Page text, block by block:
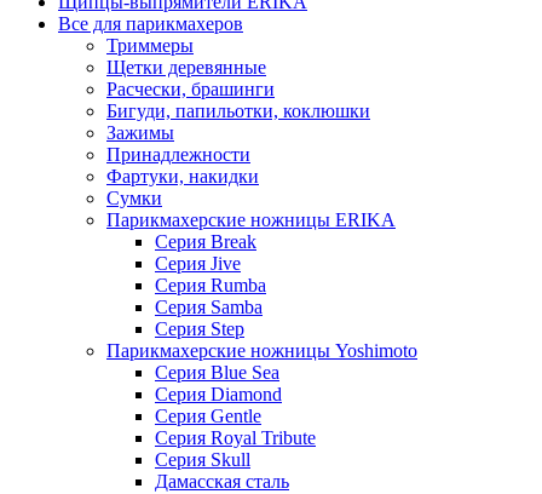
Все для парикмахеров
Триммеры
Щетки деревянные
Расчески, брашинги
Бигуди, папильотки, коклюшки
Зажимы
Принадлежности
Фартуки, накидки
Сумки
Парикмахерские ножницы ERIKA
Серия Break
Серия Jive
Серия Rumba
Серия Samba
Серия Step
Парикмахерские ножницы Yoshimoto
Серия Blue Sea
Серия Diamond
Серия Gentle
Серия Royal Tribute
Серия Skull
Дамасская сталь